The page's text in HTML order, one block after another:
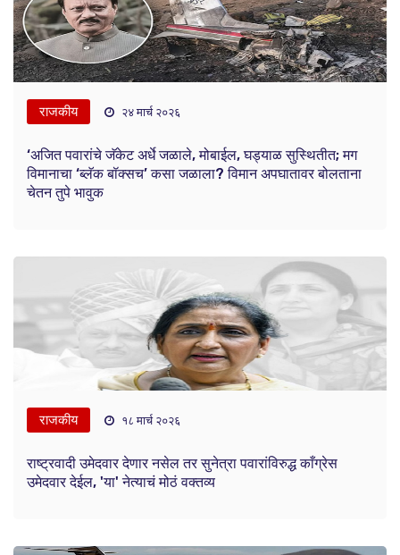
राजकीय २४ मार्च २०२६
‘अजित पवारांचे जॅकेट अर्धे जळाले, मोबाईल, घड्याळ सुस्थितीत; मग
विमानाचा ‘ब्लॅक बॉक्सच’ कसा जळाला? विमान अपघातावर बोलताना
चेतन तुपे भावुक
राजकीय १८ मार्च २०२६
राष्ट्रवादी उमेदवार देणार नसेल तर सुनेत्रा पवारांविरुद्ध काँग्रेस
उमेदवार देईल, 'या' नेत्याचं मोठं वक्तव्य